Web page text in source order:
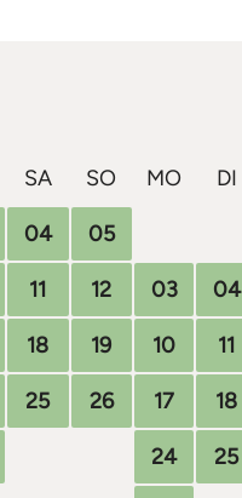
SA SO
04 05
11 12
18 19
25 26
MO DI
03 04
10 11
17 18
24 25